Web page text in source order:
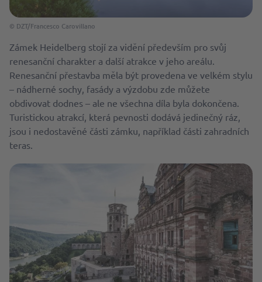
© DZT/Francesco Carovillano
Zámek Heidelberg stojí za vidění především pro svůj
renesanční charakter a další atrakce v jeho areálu.
Renesanční přestavba měla být provedena ve velkém stylu
– nádherné sochy, fasády a výzdobu zde můžete
obdivovat dodnes – ale ne všechna díla byla dokončena.
Turistickou atrakcí, která pevnosti dodává jedinečný ráz,
jsou i nedostavěné části zámku, například části zahradních
teras.